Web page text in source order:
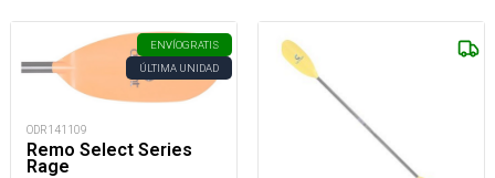
ENVÍOGRATIS
ÚLTIMA UNIDAD
ODR141109
Remo Select Series
Rage